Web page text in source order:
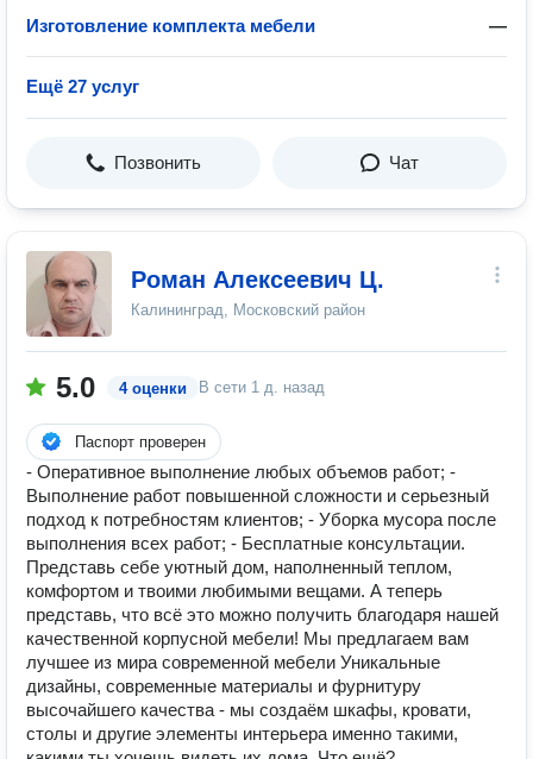
Изготовление комплекта мебели —
Ещё 27 услуг
Позвонить Чат
Роман Алексеевич Ц.
Калининград, Московский район
5.0 4 оценки В сети 1 д. назад
Паспорт проверен
- Оперативное выполнение любых объемов работ; -
Выполнение работ повышенной сложности и серьезный
подход к потребностям клиентов; - Уборка мусора после
выполнения всех работ; - Бесплатные консультации.
Представь себе уютный дом, наполненный теплом,
комфортом и твоими любимыми вещами. А теперь
представь, что всё это можно получить благодаря нашей
качественной корпусной мебели! Мы предлагаем вам
лучшее из мира современной мебели Уникальные
дизайны, современные материалы и фурнитуру
высочайшего качества - мы создаём шкафы, кровати,
столы и другие элементы интерьера именно такими,